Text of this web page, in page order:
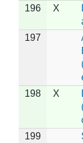
196 X
197
198 X
199